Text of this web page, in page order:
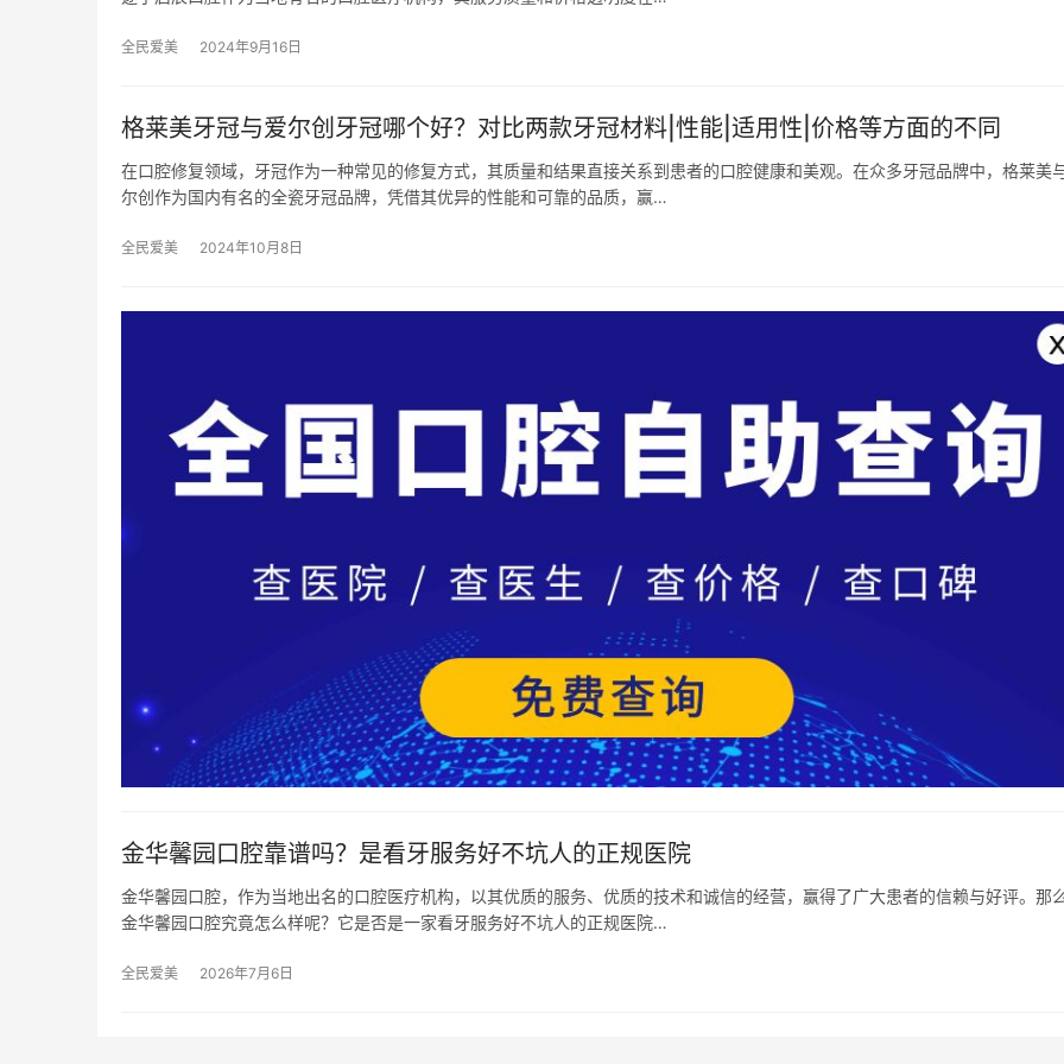
全民爱美 2024年9月16日
格莱美牙冠与爱尔创牙冠哪个好？对比两款牙冠材料|性能|适用性|价格等方面的不同
在口腔修复领域，牙冠作为一种常见的修复方式，其质量和结果直接关系到患者的口腔健康和美观。在众多牙冠品牌中，格莱美
尔创作为国内有名的全瓷牙冠品牌，凭借其优异的性能和可靠的品质，赢…
全民爱美 2024年10月8日
金华馨园口腔靠谱吗？是看牙服务好不坑人的正规医院
金华馨园口腔，作为当地出名的口腔医疗机构，以其优质的服务、优质的技术和诚信的经营，赢得了广大患者的信赖与好评。那
金华馨园口腔究竟怎么样呢？它是否是一家看牙服务好不坑人的正规医院…
全民爱美 2026年7月6日